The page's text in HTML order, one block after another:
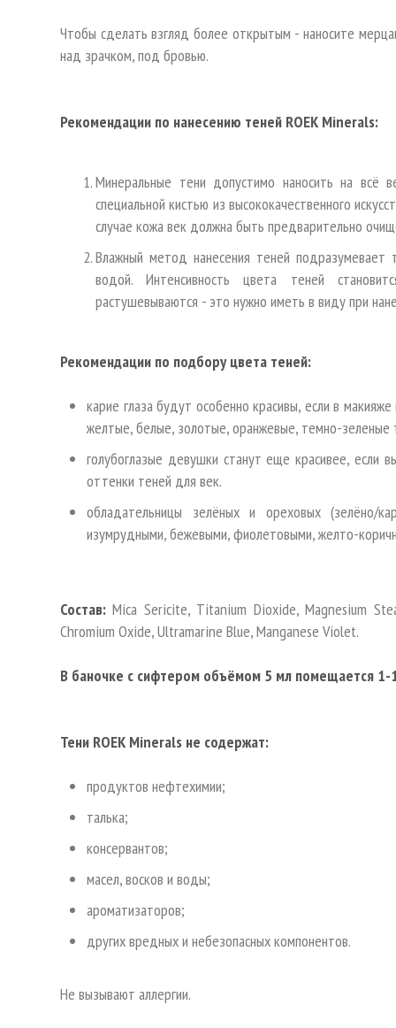
Чтобы сделать взгляд более открытым - наносите
над зрачком, под бровью.
Рекомендации по нанесению теней ROEK Minerals:
Минеральные тени допустимо наносить на всё
специальной кистью из высококачественного
случае кожа век должна быть предварительно
Влажный метод нанесения теней подразумевает
водой. Интенсивность цвета теней
растушевываются - это нужно иметь в виду при
Рекомендации по подбору цвета теней:
карие глаза будут особенно красивы, если в
желтые, белые, золотые, оранжевые, темно-зеленые
голубоглазые девушки станут еще красивее,
оттенки теней для век.
обладательницы зелёных и ореховых (зелёно/
изумрудными, бежевыми, фиолетовыми, желто-
Состав: Mica Sericite, Titanium Dioxide, Magnesium
Chromium Oxide, Ultramarine Blue, Manganese Violet.
В баночке с сифтером объёмом 5 мл помещается 1-
Тени ROEK Minerals не содержат:
продуктов нефтехимии;
талька;
консервантов;
масел, восков и воды;
ароматизаторов;
других вредных и небезопасных компонентов.
Не вызывают аллергии.